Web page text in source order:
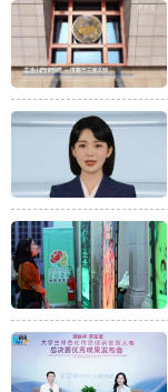
地方频道
北京
辽宁
浙江
山东
广东
四川